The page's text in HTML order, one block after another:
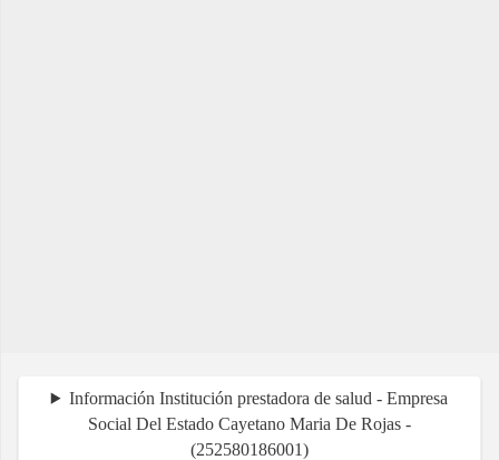
Información Institución prestadora de salud - Empresa
Social Del Estado Cayetano Maria De Rojas -
(252580186001)